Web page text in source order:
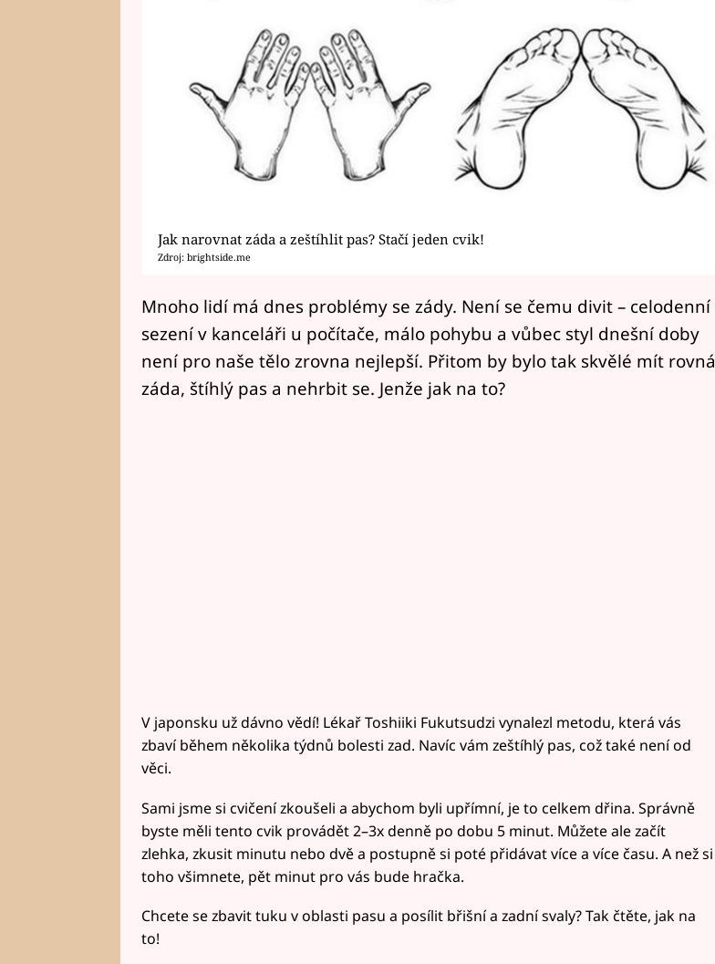
Jak narovnat záda a zeštíhlit pas? Stačí jeden cvik!
Zdroj: brightside.me
Mnoho lidí má dnes problémy se zády. Není se čemu divit – celodenní
sezení v kanceláři u počítače, málo pohybu a vůbec styl dnešní doby
není pro naše tělo zrovna nejlepší. Přitom by bylo tak skvělé mít rovná
záda, štíhlý pas a nehrbit se. Jenže jak na to?
V japonsku už dávno vědí! Lékař Toshiiki Fukutsudzi vynalezl metodu, která vás
zbaví během několika týdnů bolesti zad. Navíc vám zeštíhlý pas, což také není od
věci.
Sami jsme si cvičení zkoušeli a abychom byli upřímní, je to celkem dřina. Správně
byste měli tento cvik provádět 2–3x denně po dobu 5 minut. Můžete ale začít
zlehka, zkusit minutu nebo dvě a postupně si poté přidávat více a více času. A než si
toho všimnete, pět minut pro vás bude hračka.
Chcete se zbavit tuku v oblasti pasu a posílit břišní a zadní svaly? Tak čtěte, jak na
to!